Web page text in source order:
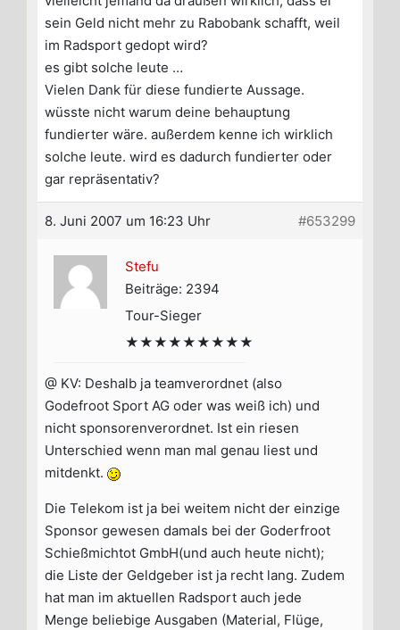
sein Geld nicht mehr zu Rabobank schafft, weil
im Radsport gedopt wird?
es gibt solche leute …
Vielen Dank für diese fundierte Aussage.
wüsste nicht warum deine behauptung
fundierter wäre. außerdem kenne ich wirklich
solche leute. wird es dadurch fundierter oder
gar repräsentativ?
8. Juni 2007 um 16:23 Uhr #653299
Stefu
Beiträge: 2394
Tour-Sieger
★★★★★★★★★
@ KV: Deshalb ja teamverordnet (also
Godefroot Sport AG oder was weiß ich) und
nicht sponsorenverordnet. Ist ein riesen
Unterschied wenn man mal genau liest und
mitdenkt.
Die Telekom ist ja bei weitem nicht der einzige
Sponsor gewesen damals bei der Goderfroot
Schießmichtot GmbH(und auch heute nicht);
die Liste der Geldgeber ist ja recht lang. Zudem
hat man im aktuellen Radsport auch jede
Menge beliebige Ausgaben (Material, Flüge,